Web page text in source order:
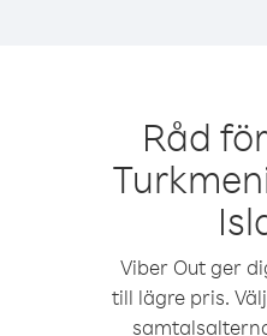
Råd
Viber Out ger
till lägre pris.